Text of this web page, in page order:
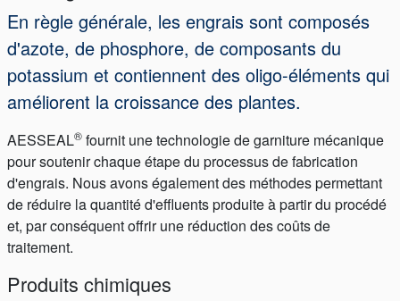
En règle générale, les engrais sont composés
d'azote, de phosphore, de composants du
potassium et contiennent des oligo-éléments qui
améliorent la croissance des plantes.
AESSEAL® fournit une technologie de garniture mécanique
pour soutenir chaque étape du processus de fabrication
d'engrais. Nous avons également des méthodes permettant
de réduire la quantité d'effluents produite à partir du procédé
et, par conséquent offrir une réduction des coûts de
traitement.
Produits chimiques